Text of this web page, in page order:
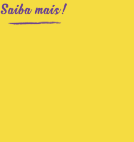
Saiba mais!